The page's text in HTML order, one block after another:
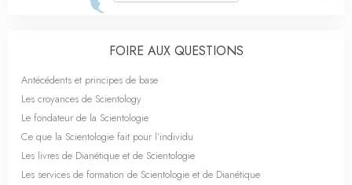
FOIRE AUX QUESTIONS
Antécédents et principes de base
Les croyances de Scientology
Le fondateur de la Scientologie
Ce que la Scientologie fait pour l’individu
Les livres de Dianétique et de Scientologie
Les services de formation de Scientologie et de Dianétique